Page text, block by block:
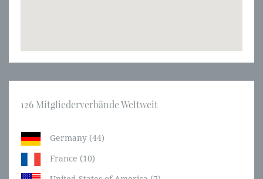
126 Mitgliederverbände Weltweit
Germany (44)
France (10)